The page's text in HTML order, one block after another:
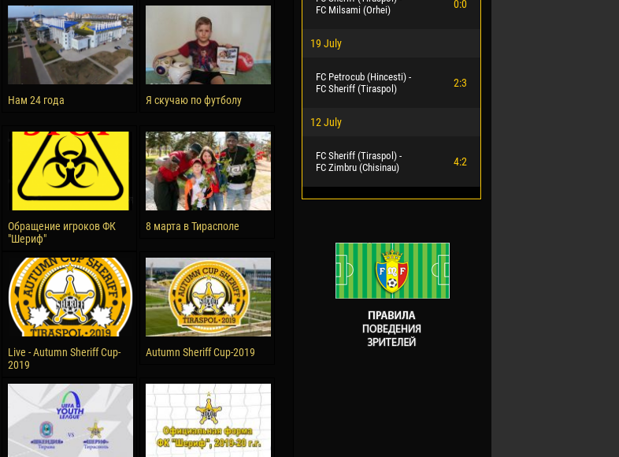
Soumaila MAGASSOUBA
10 July
Bourama FOMBA
15 July
Ivan DYULGEROV
Jair Ameth MODELO HERRERA
Нам 24 года Я скучаю по футболу
Обращение игроков ФК
"Шериф"
8 марта в Тирасполе
Live - Autumn Sheriff Cup-
2019
Autumn Sheriff Cup-2019
FC Milsami (Orhei)
0:0
19 July
FC Petrocub (Hincesti) -
FC Sheriff (Tiraspol)
2:3
12 July
FC Sheriff (Tiraspol) -
FC Zimbru (Chisinau)
4:2